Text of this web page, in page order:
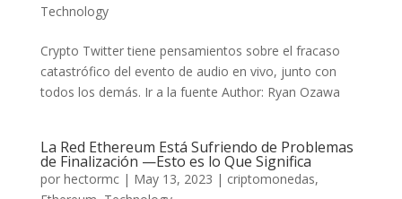
Technology
Crypto Twitter tiene pensamientos sobre el fracaso
catastrófico del evento de audio en vivo, junto con
todos los demás. Ir a la fuente Author: Ryan Ozawa
La Red Ethereum Está Sufriendo de Problemas
de Finalización —Esto es lo Que Significa
por hectormc| May 13, 2023 | criptomonedas,